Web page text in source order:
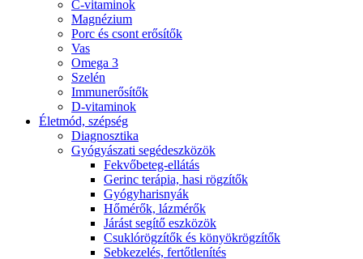
C-vitaminok
Magnézium
Porc és csont erősítők
Vas
Omega 3
Szelén
Immunerősítők
D-vitaminok
Életmód, szépség
Diagnosztika
Gyógyászati segédeszközök
Fekvőbeteg-ellátás
Gerinc terápia, hasi rögzítők
Gyógyharisnyák
Hőmérők, lázmérők
Járást segítő eszközök
Csuklórögzítők és könyökrögzítők
Sebkezelés, fertőtlenítés